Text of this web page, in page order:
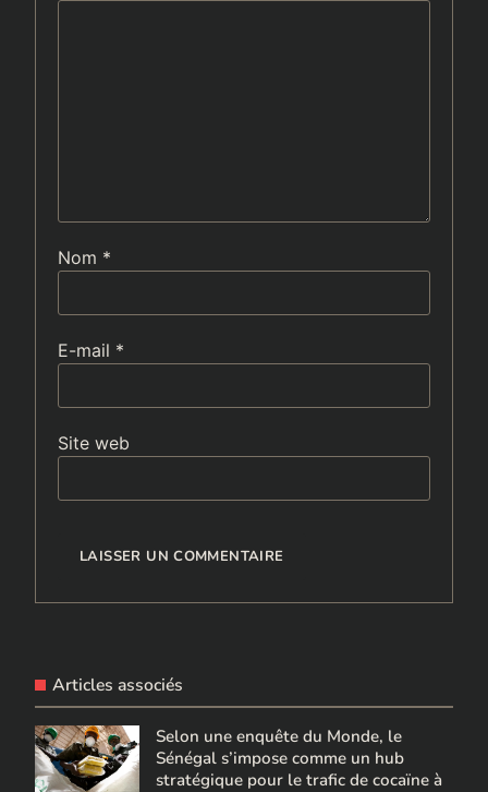
Nom *
E-mail *
Site web
Articles associés
Selon une enquête du Monde, le
Sénégal s’impose comme un hub
stratégique pour le trafic de cocaïne à